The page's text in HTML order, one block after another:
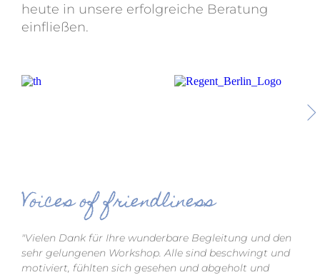
heute in unsere erfolgreiche Beratung
einfließen.
Voices of friendliness
"Vielen Dank für Ihre wunderbare Begleitung und den
sehr gelungenen Workshop. Alle sind beschwingt und
motiviert, fühlten sich gesehen und abgeholt und